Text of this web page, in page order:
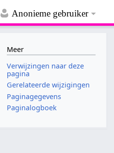
Anonieme gebruiker
Meer
Verwijzingen naar deze
pagina
Gerelateerde wijzigingen
Paginagegevens
Paginalogboek